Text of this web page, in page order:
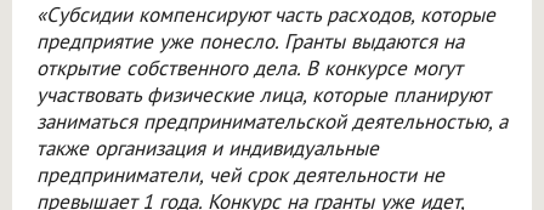
«Субсидии компенсируют часть расходов, которые
предприятие уже понесло. Гранты выдаются на
открытие собственного дела. В конкурсе могут
участвовать физические лица, которые планируют
заниматься предпринимательской деятельностью, а
также организация и индивидуальные
предприниматели, чей срок деятельности не
превышает 1 года. Конкурс на гранты уже идет,